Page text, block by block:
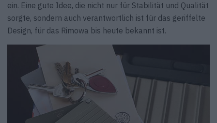
ein. Eine gute Idee, die nicht nur für Stabilität und Qualität
sorgte, sondern auch verantwortlich ist für das geriffelte
Design, für das Rimowa bis heute bekannt ist.